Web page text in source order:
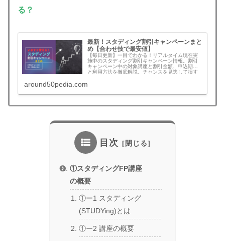
る？
最新！スタディング割引キャンペーンまと
め【合わせ技で最安値】
【毎日更新】一目でわかる！リアルタイム現在実
施中のスタディング割引キャンペーン情報。割引
キャンペーン中の対象講座と割引金額、申込期限
と利用方法を徹底解説。チャンスを見逃して損す
認会計士、社労士、中小企業診断士、行政書士、
者など！割引キャンペーンの年間回数と割引額目
around50pedia.com
目次
①スタディングFP講座
の概要
①ー1 スタディング
(STUDYing)とは
①ー2 講座の概要